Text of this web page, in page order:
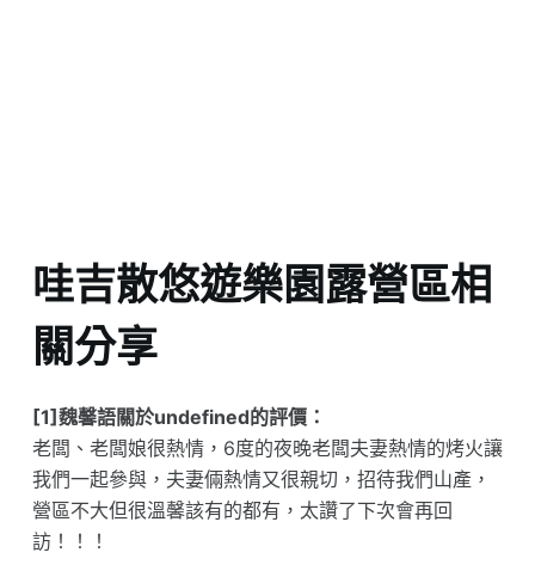
哇吉散悠遊樂園露營區相
關分享
[1]魏馨語關於undefined的評價：
老闆、老闆娘很熱情，6度的夜晚老闆夫妻熱情的烤火讓
我們一起參與，夫妻倆熱情又很親切，招待我們山產，
營區不大但很溫馨該有的都有，太讚了下次會再回
訪！！！